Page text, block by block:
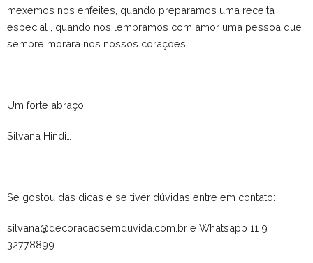
mexemos nos enfeites, quando preparamos uma receita
especial , quando nos lembramos com amor uma pessoa que
sempre morará nos nossos corações.
Um forte abraço,
Silvana Hindi…
Se gostou das dicas e se tiver dúvidas entre em contato:
silvana@decoracaosemduvida.com.br e Whatsapp 11 9
32778899